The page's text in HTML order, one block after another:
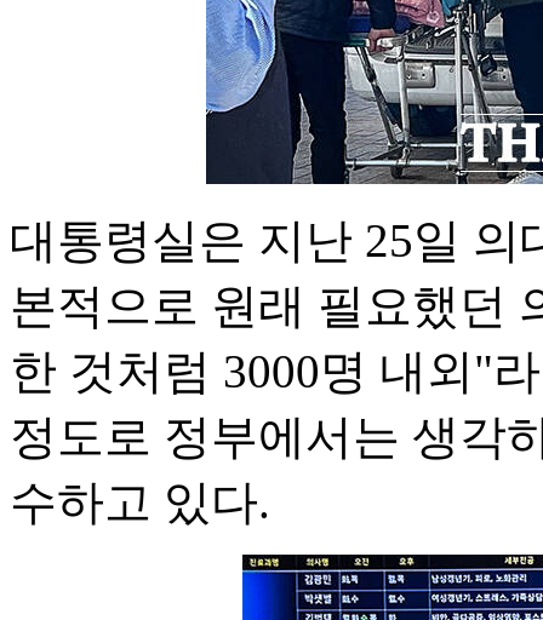
대통령실은 지난 25일
본적으로 원래 필요했던
한 것처럼 3000명 내외"
정도로 정부에서는 생각
수하고 있다.